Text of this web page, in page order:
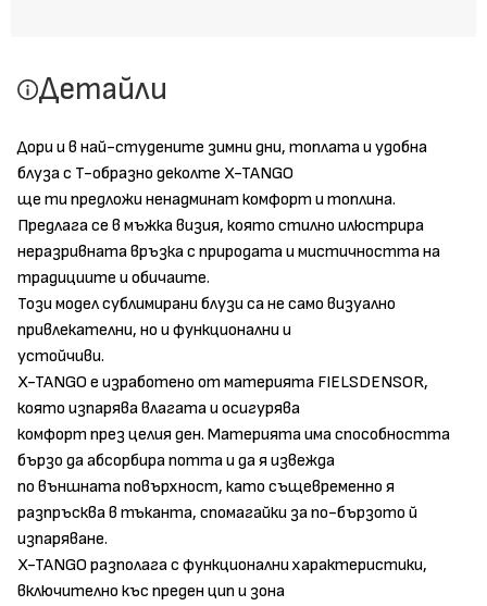
Детайли
Дори и в най-студените зимни дни, топлата и удобна
блуза с T-образно деколте X-TANGO
ще ти предложи ненадминат комфорт и топлина.
Предлага се в мъжка визия, която стилно илюстрира
неразривната връзка с природата и мистичността на
традициите и обичаите.
Този модел сублимирани блузи са не само визуално
привлекателни, но и функционални и
устойчиви.
X-TANGO е изработено от материята FIELSDENSOR,
която изпарява влагата и осигурява
комфорт през целия ден. Материята има способността
бързо да абсорбира потта и да я извежда
по външната повърхност, като същевременно я
разпръсква в тъканта, спомагайки за по-бързото й
изпаряване.
X-TANGO разполага с функционални характеристики,
включително къс преден цип и зона